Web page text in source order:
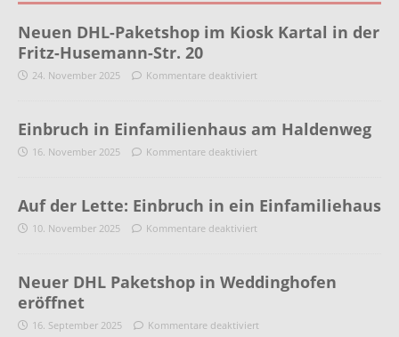
Neuen DHL-Paketshop im Kiosk Kartal in der
Fritz-Husemann-Str. 20
24. November 2025 Kommentare deaktiviert
Einbruch in Einfamilienhaus am Haldenweg
16. November 2025 Kommentare deaktiviert
Auf der Lette: Einbruch in ein Einfamiliehaus
10. November 2025 Kommentare deaktiviert
Neuer DHL Paketshop in Weddinghofen
eröffnet
16. September 2025 Kommentare deaktiviert